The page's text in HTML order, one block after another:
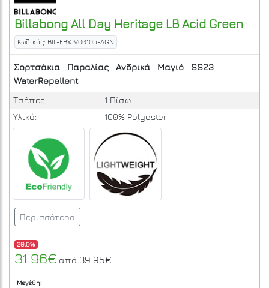
Billabong All Day Heritage LBAcid Green
Κωδικός: BIL-EBYJV00105-AGN
Σορτσάκια Παραλίας Ανδρικά Μαγιό
SS23
WaterRepellent
Τσέπες:
1 Πίσω
Υλικό:
100% Polyester
Περισσότερα
20.0%
31.96€ από 39.95€
Μεγέθη: